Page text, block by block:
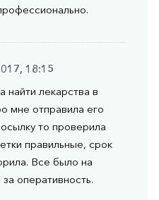
18:15
лекарства в
мне отправила его
то проверила
правильные, срок
Все было на
оперативность.